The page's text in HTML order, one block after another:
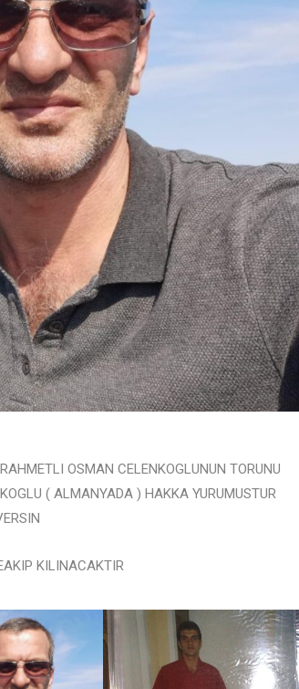
OSMAN CELENKOGLUNUN TORUNU
( ALMANYADA ) HAKKA YURUMUSTUR
KILINACAKTIR